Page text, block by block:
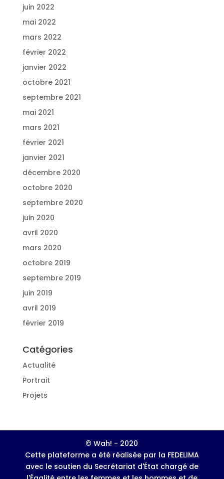
juin 2022
mai 2022
mars 2022
février 2022
janvier 2022
octobre 2021
septembre 2021
mai 2021
mars 2021
février 2021
janvier 2021
décembre 2020
octobre 2020
septembre 2020
juin 2020
avril 2020
mars 2020
octobre 2019
septembre 2019
juin 2019
avril 2019
février 2019
Catégories
Actualité
Portrait
Projets
© Wah! - 2020
Cette plateforme a été réalisée par la FEDELIMA
avec le soutien du Secrétariat d'État chargé de